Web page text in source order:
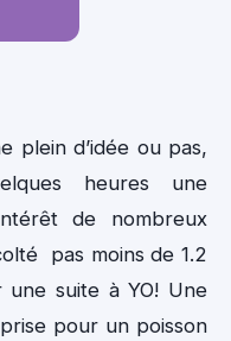
plein d’idée ou pas,
heures une
de nombreux
pas moins de 1.2
suite à YO! Une
pour un poisson